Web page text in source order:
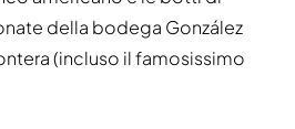
della bodega González
(incluso il famosissimo